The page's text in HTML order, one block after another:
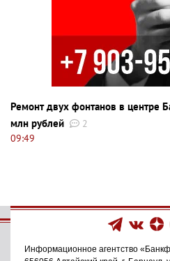
Ремонт двух фонтанов в центре
млн рублей
2
09:49
Информационное агентство